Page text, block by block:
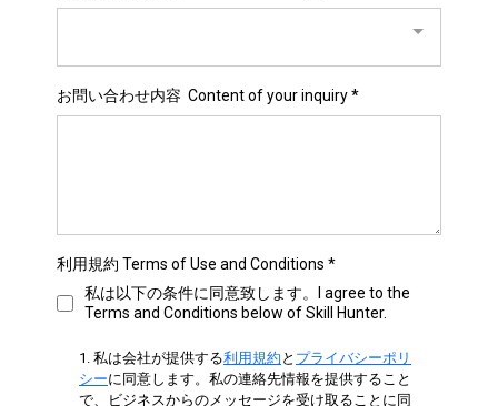
お問い合わせ内容 Content of your inquiry*
利用規約 Terms of Use and Conditions *
私は以下の条件に同意致します。I agree to the
Terms and Conditions below of Skill Hunter.
1. 私は会社が提供する利用規約 と プライバシーポリ
シーに同意します。私の連絡先情報を提供すること
で、ビジネスからのメッセージを受け取ることに同